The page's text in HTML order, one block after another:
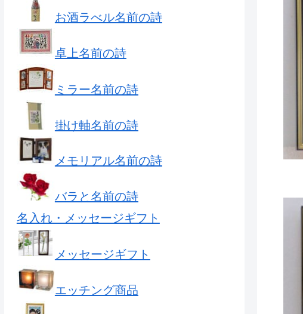
お酒ラべル名前の詩
卓上名前の詩
ミラー名前の詩
掛け軸名前の詩
メモリアル名前の詩
バラと名前の詩
名入れ・メッセージギフト
メッセージギフト
エッチング商品